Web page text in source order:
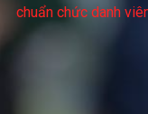
chuẩn chức danh